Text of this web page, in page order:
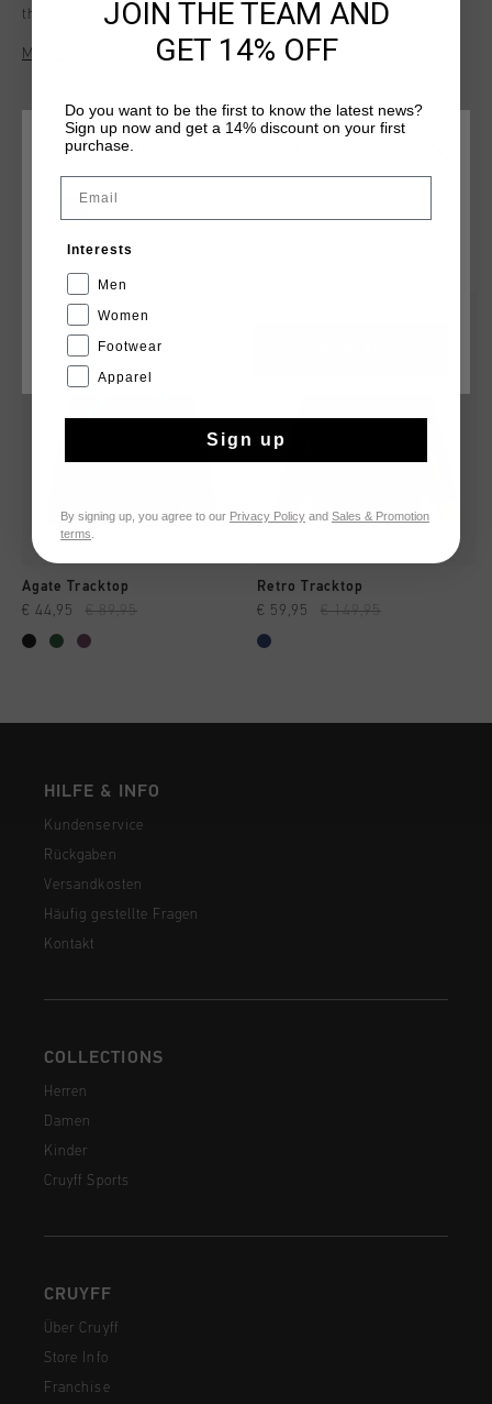
the left chest, and side pockets with metal ring pullers. The
premium polytricot fabric with a twill effect adds a stylish
touch.
Mehr Informationen
DAS KÖNNTE IHNEN AUCH GEFALLEN
Agate Tracktop
€ 44,95 € 89,95
Retro Tracktop
€ 59,95 € 149,95
HILFE & INFO
Kundenservice
Rückgaben
Versandkosten
Häufig gestellte Fragen
Kontakt
COLLECTIONS
Herren
Damen
Kinder
Cruyff Sports
CRUYFF
Über Cruyff
Store Info
Franchise
WÄHLEN SIE IHREN STANDORT UND IHRE SPRACHE
CANCEL
JOIN THE TEAM AND
GET 14% OFF
Do you want to be the first to know the latest news?
Sign up now and get a 14% discount on your first
purchase.
Interests
Men
Women
Footwear
Apparel
Sign up
By signing up, you agree to our Privacy Policy and Sales & Promotion
terms